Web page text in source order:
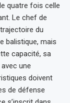
quatre fois celle
Le chef de
du
balistique, mais
capacité, sa
une
doivent
de défense